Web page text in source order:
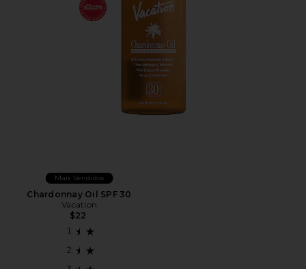
Mais Vendidos
Chardonnay Oil SPF 30
Vacation
$22